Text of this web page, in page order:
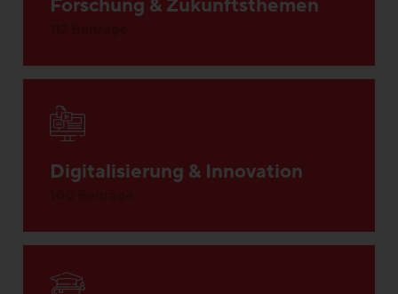
Forschung & Zukunftsthemen
Digitalisierung & Innovation